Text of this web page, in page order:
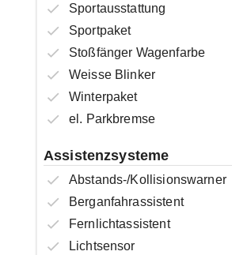
Sportausstattung
Sportpaket
Stoßfänger Wagenfarbe
Weisse Blinker
Winterpaket
el. Parkbremse
Assistenzsysteme
Abstands-/Kollisionswarner
Berganfahrassistent
Fernlichtassistent
Lichtsensor